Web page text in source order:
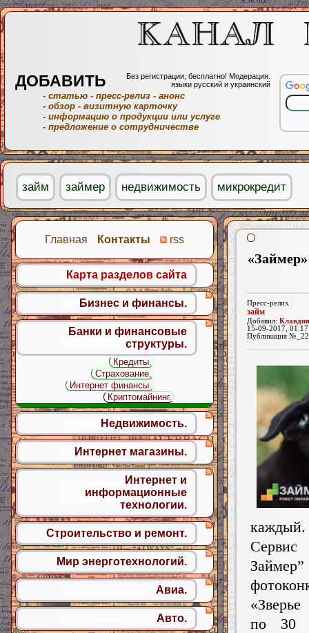
Пресс-релиз.
займ
Добавил:
15-09-2017,
Публикация
каждый.
по 30
Главная Контакты rss
Карта разделов сайта
Бизнес и финансы.
Банки и финансовые
структуры.
Кредиты.
Страхование.
Интернет финансы.
Криптомайнинг.
Недвижимость.
Интернет магазины.
Интернет и
информационные
технологии.
Строительство и ремонт.
Мир энерготехнологий.
Авиа.
Авто.
ДОБАВИТЬ
Без регистрации, бесплатно! Модерация.
языки русский и украинский
- статью - пресс-релиз - анонс
- обзор - визитную карточку
- информацию о продукции или услуге
- предложение о сотрудничестве
займ займер недвижимость микрокредит